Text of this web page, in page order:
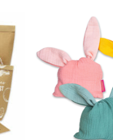
Add to
wishlist